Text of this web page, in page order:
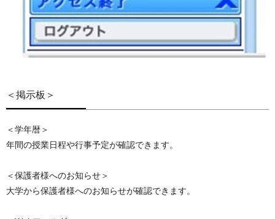
＜掲示板＞
＜学年暦＞
年間の授業日程や行事予定が確認できます。
＜保護者様へのお知らせ＞
大学から保護者様へのお知らせが確認できます。